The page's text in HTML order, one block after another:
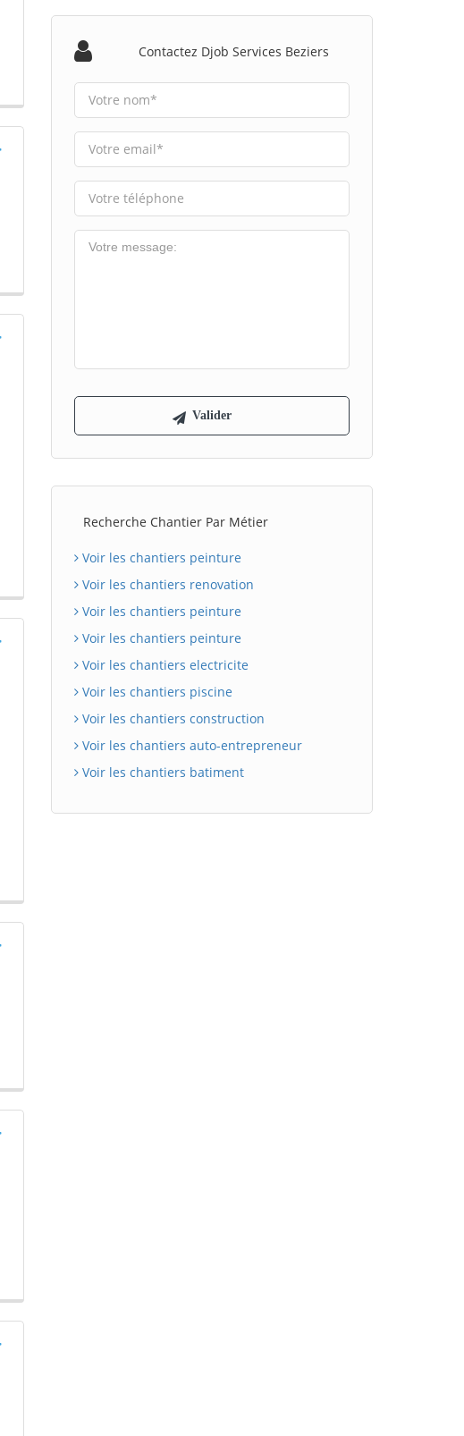
Contactez Djob Services Beziers
Recherche Chantier Par Métier
Voir les chantiers peinture
Voir les chantiers renovation
Voir les chantiers peinture
Voir les chantiers peinture
Voir les chantiers electricite
Voir les chantiers piscine
Voir les chantiers construction
Voir les chantiers auto-entrepreneur
Voir les chantiers batiment